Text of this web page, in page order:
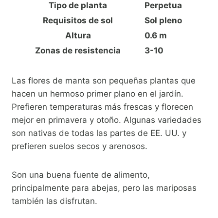
Tipo de planta
Perpetua
Requisitos de sol
Sol pleno
Altura
0.6 m
Zonas de resistencia
3-10
Las flores de manta son pequeñas plantas que
hacen un hermoso primer plano en el jardín.
Prefieren temperaturas más frescas y florecen
mejor en primavera y otoño. Algunas variedades
son nativas de todas las partes de EE. UU. y
prefieren suelos secos y arenosos.
Son una buena fuente de alimento,
principalmente para abejas, pero las mariposas
también las disfrutan.